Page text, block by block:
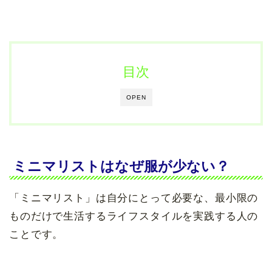
OPEN
目次
ミニマリストはなぜ服が少ない？
「ミニマリスト」は自分にとって必要な、最小限の
ものだけで生活するライフスタイルを実践する人の
ことです。